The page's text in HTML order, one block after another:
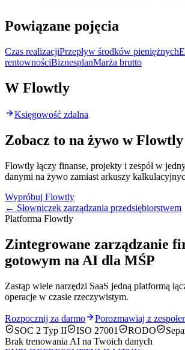
Powiązane pojęcia
Czas realizacjiPrzepływ środków pieniężnych
rentownościBiznesplanMarża brutto
W Flowtly
Księgowość zdalna
Zobacz to na żywo w Flowtly
Flowtly łączy finanse, projekty i zespół w
danymi na żywo zamiast arkuszy
Wypróbuj Flowtly
← Słowniczek zarządzania przedsiębiorstwem
Platforma Flowtly
Zintegrowane zarządzanie
gotowym na AI dla MŚP
Zastąp wiele narzędzi SaaS jedną platformą
operacje w czasie rzeczywistym.
Rozpocznij za darmo
Porozmawiaj z
SOC 2 Typ II
ISO 27001 RODO
Brak trenowania AI na Twoich danych